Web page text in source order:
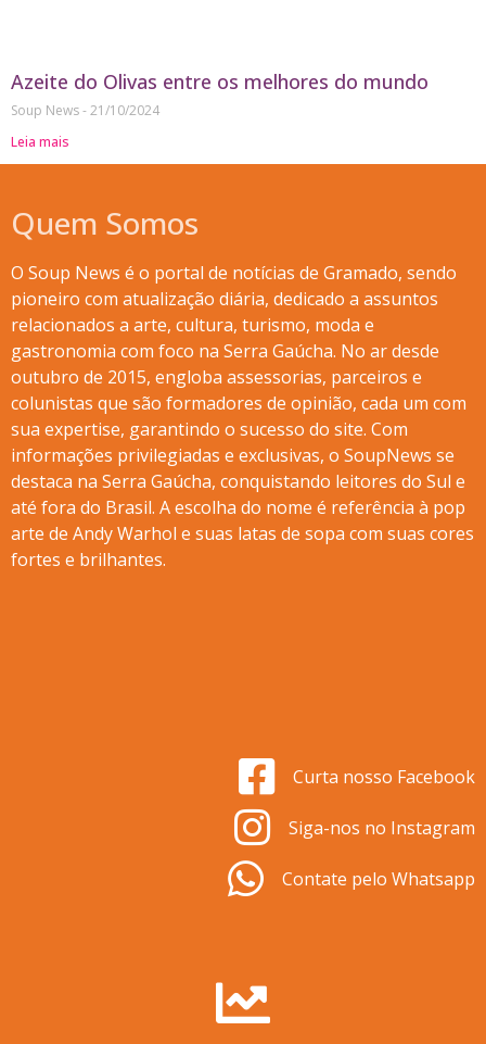
Azeite do Olivas entre os melhores do mundo
Soup News 21/10/2024
Leia mais
Quem Somos
O Soup News é o portal de notícias de Gramado, sendo
pioneiro com atualização diária, dedicado a assuntos
relacionados a arte, cultura, turismo, moda e
gastronomia com foco na Serra Gaúcha. No ar desde
outubro de 2015, engloba assessorias, parceiros e
colunistas que são formadores de opinião, cada um com
sua expertise, garantindo o sucesso do site. Com
informações privilegiadas e exclusivas, o SoupNews se
destaca na Serra Gaúcha, conquistando leitores do Sul e
até fora do Brasil. A escolha do nome é referência à pop
arte de Andy Warhol e suas latas de sopa com suas cores
fortes e brilhantes.
Curta nosso Facebook
Siga-nos no Instagram
Contate pelo Whatsapp